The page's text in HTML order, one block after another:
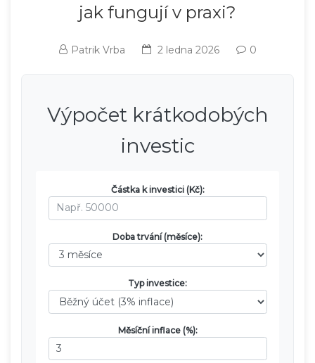
jak fungují v praxi?
Patrik Vrba 2 ledna 2026 0
Výpočet krátkodobých
investic
Částka k investici (Kč):
Doba trvání (měsíce):
Typ investice:
Měsíční inflace (%):